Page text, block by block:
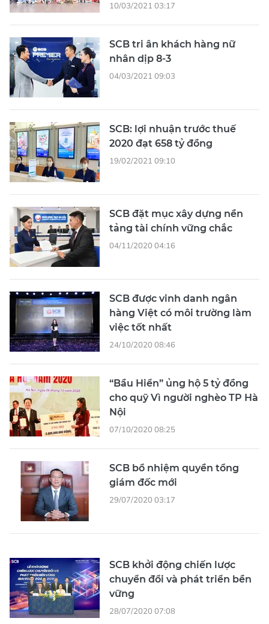
10/03/2021 03:17
SCB tri ân khách hàng nữ
nhân dịp 8-3
04/03/2021 09:03
SCB: lợi nhuận trước thuế
2020 đạt 658 tỷ đồng
19/02/2021 09:10
SCB đặt mục xây dựng nền
tảng tài chính vững chắc
04/11/2020 04:16
SCB được vinh danh ngân
hàng Việt có môi trường làm
việc tốt nhất
24/10/2020 08:46
“Bầu Hiển” ủng hộ 5 tỷ đồng
cho quỹ Vì người nghèo TP Hà
Nội
07/10/2020 08:25
SCB bổ nhiệm quyền tổng
giám đốc mới
29/07/2020 03:17
SCB khởi động chiến lược
chuyển đổi và phát triển bền
vững
28/07/2020 07:08